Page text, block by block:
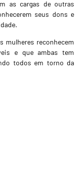
as cargas de outras
seus dons e
mulheres reconhecem
e que ambas tem
todos em torno da